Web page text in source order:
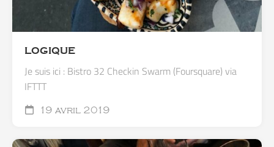
LOGIQUE
Je suis ici : Bistro 32 Checkin Swarm (Foursquare) via
IFTTT
19 avril 2019